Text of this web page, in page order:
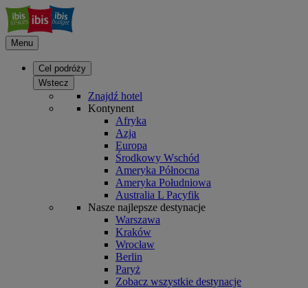
Menu
Cel podróży
Wstecz
Znajdź hotel
Kontynent
Afryka
Azja
Europa
Środkowy Wschód
Ameryka Północna
Ameryka Południowa
Australia L Pacyfik
Nasze najlepsze destynacje
Warszawa
Kraków
Wrocław
Berlin
Paryż
Zobacz wszystkie destynacje